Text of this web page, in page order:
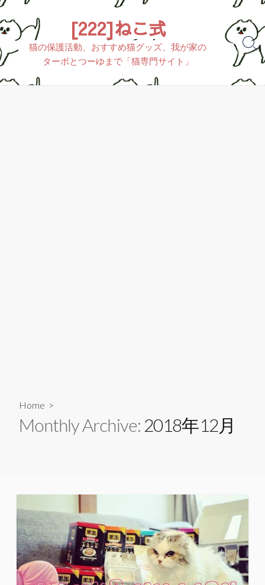
[222]ねこ式
猫の保護活動、おすすめ猫グッズ、我が家の
ターボとつーゆまで「猫専門サイト」
Home >
Monthly Archive: 2018年12月